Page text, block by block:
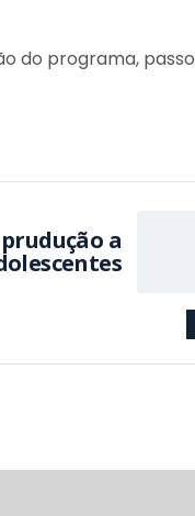
do programa, passo